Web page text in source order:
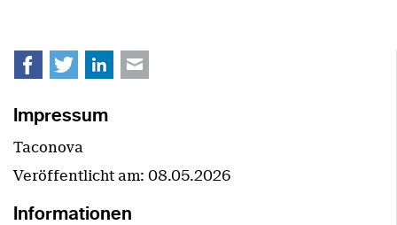
Facebook
TwitterLinkedIn
E-mail
Impressum
Taconova
Veröffentlicht am: 08.05.2026
Informationen